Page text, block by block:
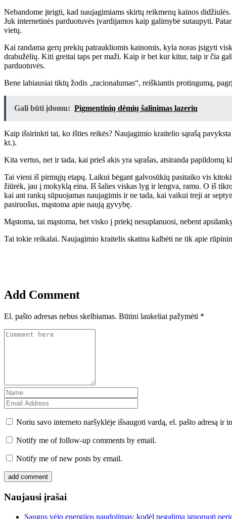
Nebandome įteigti, kad naujagimiams skirtų reikmenų kainos
Juk internetinės parduotuvės įvardijamos kaip galimybė sutaupyti.
vietų.
Kai randama gerų prekių patraukliomis kainomis, kyla noras įsigyti
drabužėlių. Kiti greitai taps per maži. Kaip ir bet kur kitur, taip ir čia
parduotuvės.
Bene labiausiai tiktų žodis „racionalumas“, reiškiantis protingumą,
Gali būti įdomu: Pigmentinių dėmių šalinimas lazeriu
Kaip išsirinkti tai, ko išties reikės? Naujagimio kraitelio sąrašą
kt.).
Kita vertus, net ir tada, kai prieš akis yra sąrašas, atsiranda
Tai vieni iš pirmųjų etapų. Laikui bėgant galvosūkių pasitaiko vis
žiūrėk, jau į mokyklą eina. Iš šalies viskas lyg ir lengva, ramu. O iš
kai ant rankų sūpuojamas naujagimis ir ne tada, kai vaikui treji ar
pasiruošus, mąstoma apie naują gyvybę.
Mąstoma, tai mąstoma, bet visko į priekį nesuplanuosi, nebent
Tai tokie reikalai. Naujagimio kraitelis skatina kalbėti ne tik apie
Add Comment
El. pašto adresas nebus skelbiamas. Būtini laukeliai pažymėti *
Noriu savo interneto naršyklėje išsaugoti vardą, el. pašto adresą ir
Notify me of follow-up comments by email.
Notify me of new posts by email.
Naujausi įrašai
Saugus vėjo energijos naudojimas: kodėl negalima ignoruoti